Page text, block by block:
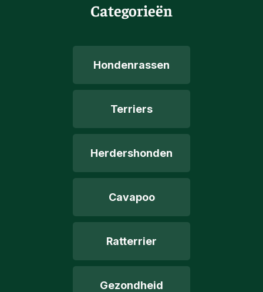
Categorieën
Hondenrassen
Terriers
Herdershonden
Cavapoo
Ratterrier
Gezondheid